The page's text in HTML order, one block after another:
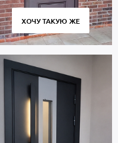
ХОЧУ ТАКУЮ ЖЕ